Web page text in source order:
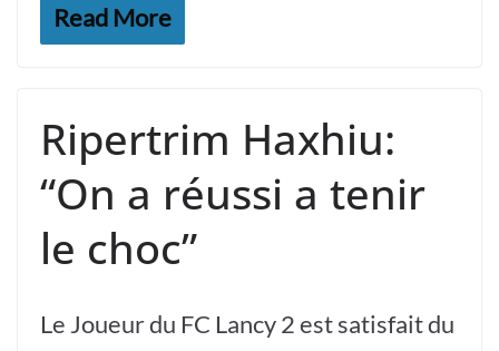
Read More
Ripertrim Haxhiu:
“On a réussi a tenir
le choc”
Le Joueur du FC Lancy 2 est satisfait du